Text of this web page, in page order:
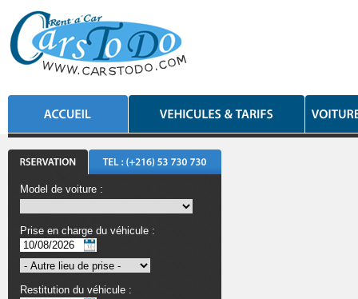
Model de voiture :
Prise en charge du véhicule :
Restitution du véhicule :